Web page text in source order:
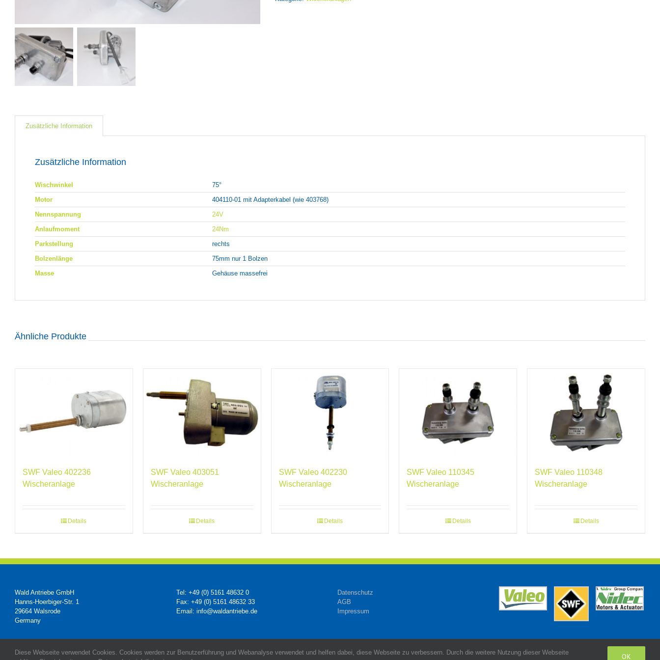
Zusätzliche Information
Zusätzliche Information
Wischwinkel
75°
Motor
404110-01 mit Adapterkabel (wie 403768)
Nennspannung
24V
Anlaufmoment
24Nm
Parkstellung
rechts
Bolzenlänge
75mm nur 1 Bolzen
Masse
Gehäuse massefrei
Ähnliche Produkte
SWF Valeo 402236
Wischeranlage
Details
SWF Valeo 403051
Wischeranlage
Details
SWF Valeo 402230
Wischeranlage
Details
SWF Valeo 110345
Wischeranlage
Details
SWF Valeo 110348
Wischeranlage
Details
Wald Antriebe GmbH
Hanns-Hoerbiger-Str. 1
29664 Walsrode
Germany
Tel: +49 (0) 5161 48632 0
Fax: +49 (0) 5161 48632 33
Email: info@waldantriebe.de
Datenschutz
AGB
Impressum
Diese Webseite verwendet Cookies. Cookies werden zur Benutzerführung und Webanalyse verwendet und helfen dabei, diese Webseite zu verbessern. Durch die weitere Nutzung dieser Webseite
OK